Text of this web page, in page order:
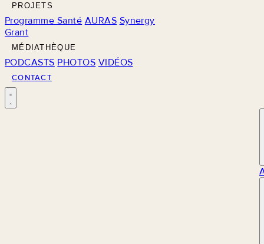
PROJETS
Programme Santé AURAS Synergy
Grant
MÉDIATHÈQUE
PODCASTS PHOTOS VIDÉOS
CONTACT